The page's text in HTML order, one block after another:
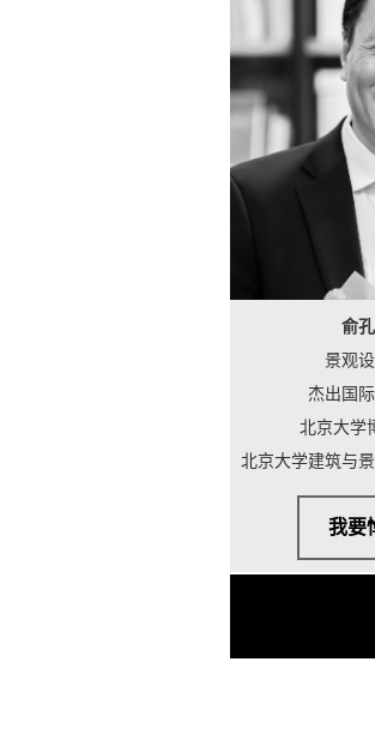
俞
景观
杰出国
北京大学
北京大学建筑与
我要